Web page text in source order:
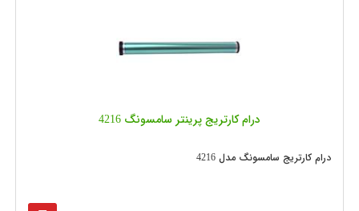
درام کارتریج پرینتر سامسونگ 4216
درام کارتریج سامسونگ مدل 4216